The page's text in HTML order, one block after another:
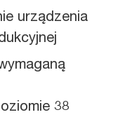
urządzenia
38